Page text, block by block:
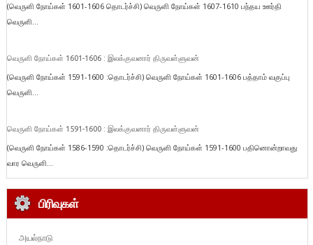
(வெருளி நோய்கள் 1601-1606 தொடர்ச்சி) வெருளி நோய்கள் 1607-1610 பந்தய ஊர்தி
வெருளி...
வெருளி நோய்கள் 1601-1606 : இலக்குவனார் திருவள்ளுவன்
(வெருளி நோய்கள் 1591-1600 :தொடர்ச்சி) வெருளி நோய்கள் 1601-1606 பத்தாம் வகுப்பு
வெருளி...
வெருளி நோய்கள் 1591-1600 : இலக்குவனார் திருவள்ளுவன்
(வெருளி நோய்கள் 1586-1590 :தொடர்ச்சி) வெருளி நோய்கள் 1591-1600 பதினொன்றாவது
வார வெருளி...
பிரிவுகள்
அயல்நாடு